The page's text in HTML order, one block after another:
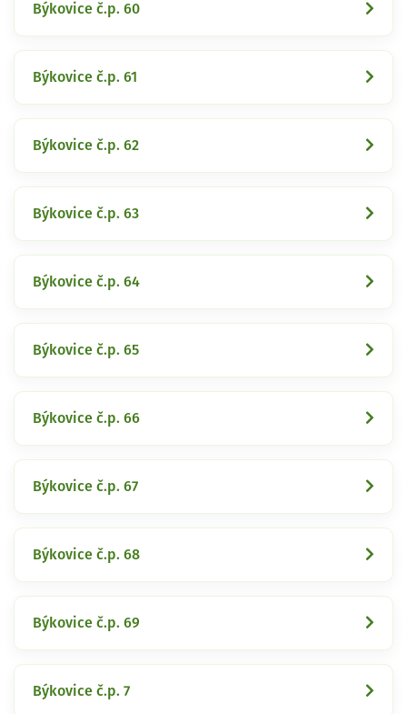
Býkovice č.p. 60
Býkovice č.p. 61
Býkovice č.p. 62
Býkovice č.p. 63
Býkovice č.p. 64
Býkovice č.p. 65
Býkovice č.p. 66
Býkovice č.p. 67
Býkovice č.p. 68
Býkovice č.p. 69
Býkovice č.p. 7